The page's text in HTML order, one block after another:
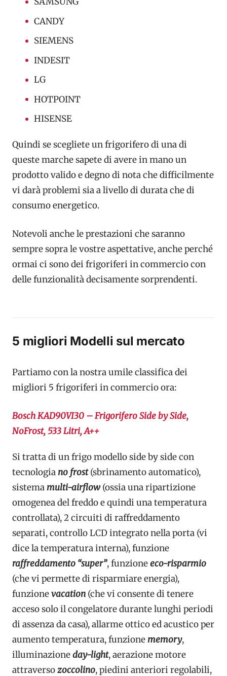
CANDY
SIEMENS
INDESIT
LG
HOTPOINT
HISENSE
Quindi se scegliete un frigorifero di una di
queste marche sapete di avere in mano un
prodotto valido e degno di nota che difficilmente
vi darà problemi sia a livello di durata che di
consumo energetico.
Notevoli anche le prestazioni che saranno
sempre sopra le vostre aspettative, anche perché
ormai ci sono dei frigoriferi in commercio con
delle funzionalità decisamente sorprendenti.
5 migliori Modelli sul mercato
Partiamo con la nostra umile classifica dei
migliori 5 frigoriferi in commercio ora:
Bosch KAD90VI30 – Frigorifero Side by Side,
NoFrost, 533 Litri, A++
Si tratta di un frigo modello side by side con
tecnologia no frost(sbrinamento automatico),
sistemamulti-airflow(ossia una ripartizione
omogenea del freddo e quindi una temperatura
controllata), 2 circuiti di raffreddamento
separati, controllo LCD integrato nella porta (vi
dice la temperatura interna), funzione
raffreddamento “super”, funzioneeco-risparmio
(che vi permette di risparmiare energia),
funzionevacation (che vi consente di tenere
acceso solo il congelatore durante lunghi periodi
di assenza da casa), allarme ottico ed acustico per
aumento temperatura, funzionememory,
illuminazioneday-light, aerazione motore
attraversozoccolino, piedini anteriori regolabili,